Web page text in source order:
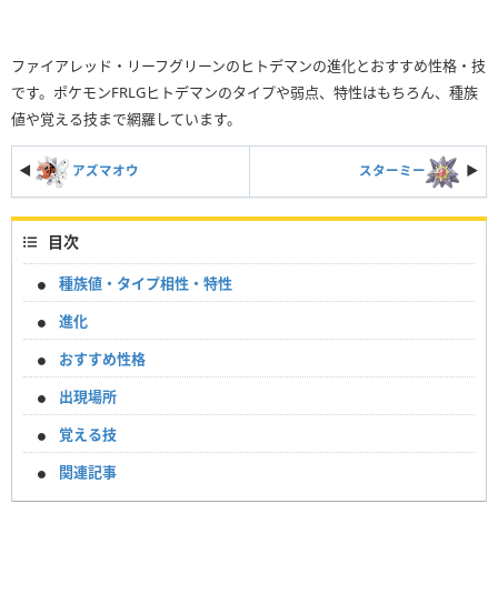
ファイアレッド・リーフグリーンのヒトデマンの進化とおすすめ性格・技
です。ポケモンFRLGヒトデマンのタイプや弱点、特性はもちろん、種族
値や覚える技まで網羅しています。
◀ アズマオウ スターミー ▶︎
目次
種族値・タイプ相性・特性
進化
おすすめ性格
出現場所
覚える技
関連記事